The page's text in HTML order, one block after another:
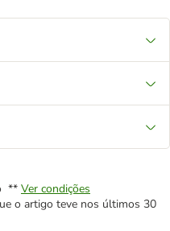
** Ver condições
o artigo teve nos últimos 30